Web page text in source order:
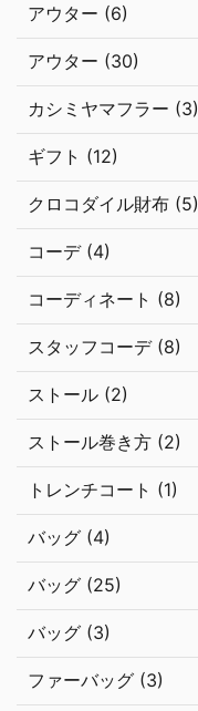
アウター (6)
アウター (30)
カシミヤマフラー (3)
ギフト (12)
クロコダイル財布 (5)
コーデ (4)
コーディネート (8)
スタッフコーデ (8)
ストール (2)
ストール巻き方 (2)
トレンチコート (1)
バッグ (4)
バッグ (25)
バッグ (3)
ファーバッグ (3)